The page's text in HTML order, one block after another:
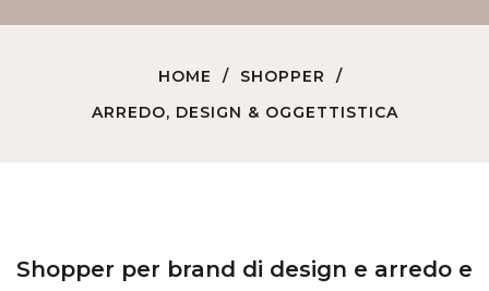
HOME
SHOPPER
ARREDO, DESIGN & OGGETTISTICA
Shopper per brand di design e arredo e